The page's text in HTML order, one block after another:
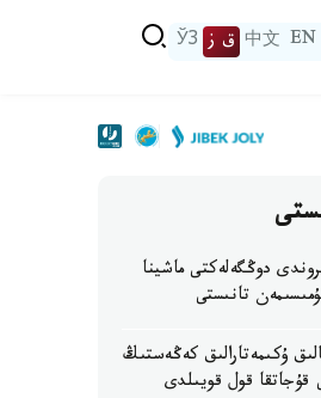
EN
中文 ق ز ЎЗ
دوڭگەلەكتى ماشينا
تانىستى
ۇكىمەتارالىق كەڭەستىڭ
قۇجاتقا قول قويىلدى